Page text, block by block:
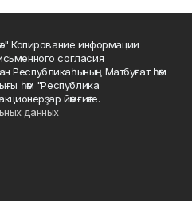
Копирование информации
согласия
Республикаһының Матбуғат һәм
һәм "Республика
йәмғиәте.
данных